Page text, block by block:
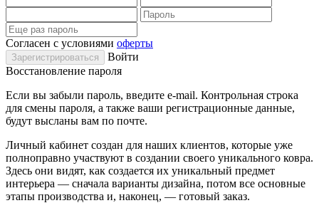
Согласен с условиями оферты
Войти
Восстановление пароля
Если вы забыли пароль, введите e-mail. Контрольная строка
для смены пароля, а также ваши регистрационные данные,
будут высланы вам по почте.
Личный кабинет создан для наших клиентов, которые уже
полноправно участвуют в создании своего уникального ковра.
Здесь они видят, как создается их уникальный предмет
интерьера — сначала варианты дизайна, потом все основные
этапы производства и, наконец, — готовый заказ.